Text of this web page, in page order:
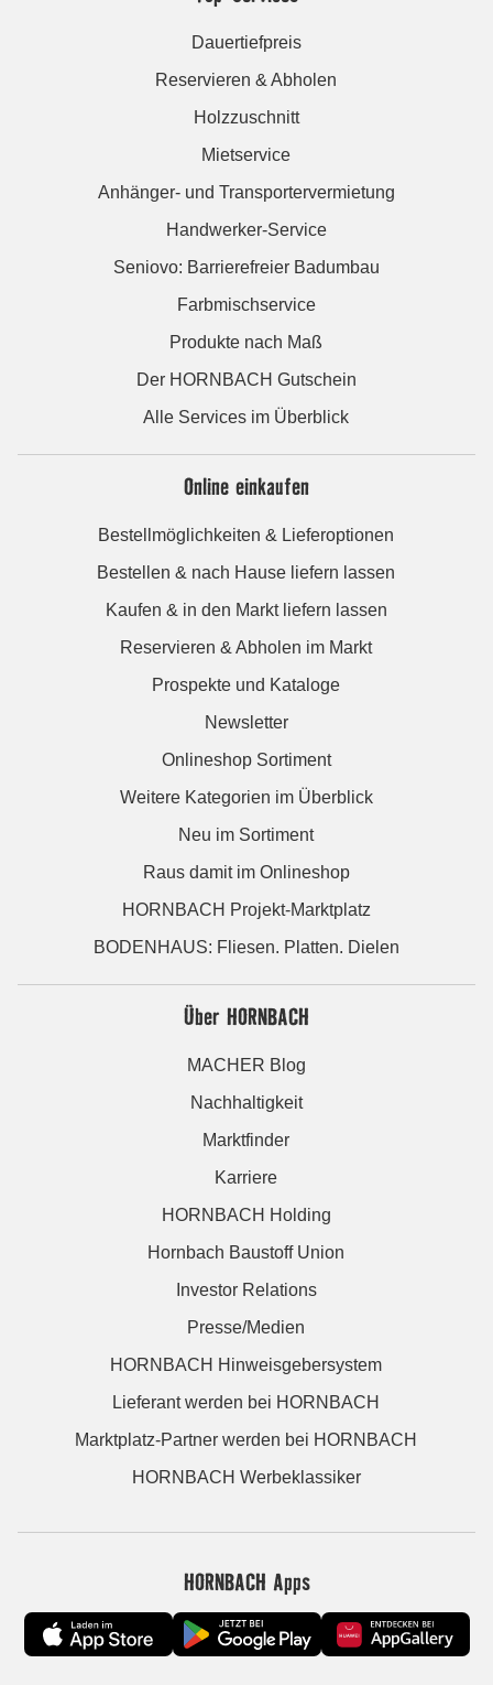
Dauertiefpreis
Reservieren & Abholen
Holzzuschnitt
Mietservice
Anhänger- und Transportervermietung
Handwerker-Service
Seniovo: Barrierefreier Badumbau
Farbmischservice
Produkte nach Maß
Der HORNBACH Gutschein
Alle Services im Überblick
Online einkaufen
Bestellmöglichkeiten & Lieferoptionen
Bestellen & nach Hause liefern lassen
Kaufen & in den Markt liefern lassen
Reservieren & Abholen im Markt
Prospekte und Kataloge
Newsletter
Onlineshop Sortiment
Weitere Kategorien im Überblick
Neu im Sortiment
Raus damit im Onlineshop
HORNBACH Projekt-Marktplatz
BODENHAUS: Fliesen. Platten. Dielen
Über HORNBACH
MACHER Blog
Nachhaltigkeit
Marktfinder
Karriere
HORNBACH Holding
Hornbach Baustoff Union
Investor Relations
Presse/Medien
HORNBACH Hinweisgebersystem
Lieferant werden bei HORNBACH
Marktplatz-Partner werden bei HORNBACH
HORNBACH Werbeklassiker
HORNBACH Apps